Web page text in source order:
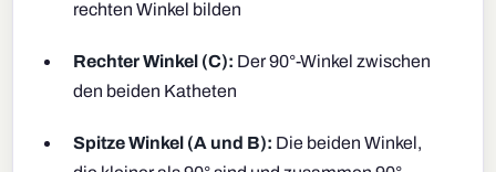
rechten Winkel bilden
Rechter Winkel (C): Der 90°-Winkel zwischen
den beiden Katheten
Spitze Winkel (A und B): Die beiden Winkel,